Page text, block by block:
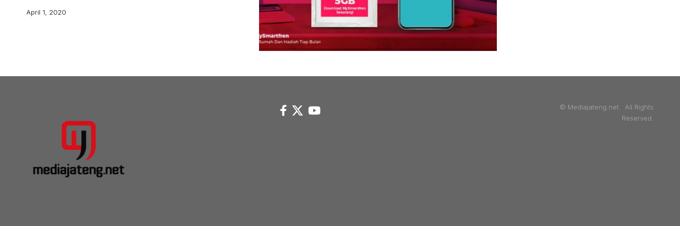
April 1, 2020
© Mediajateng.net. All Rights
Reserved.